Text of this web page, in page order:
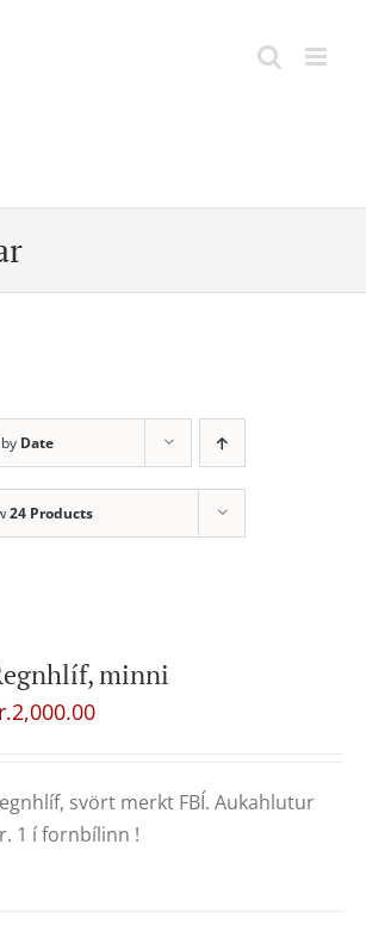
Date
24 Products
minni
2,000.00
svört merkt FBÍ. Aukahlutur
1 í fornbílinn !